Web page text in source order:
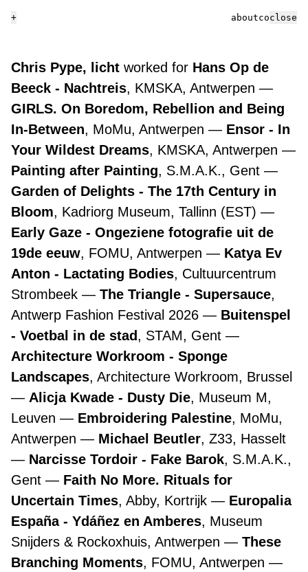
+ aboutcontact
Chris Pype, licht worked for Hans Op de
Beeck - Nachtreis, KMSKA, Antwerpen
GIRLS. On Boredom, Rebellion and Being
In-Between, MoMu, Antwerpen
Ensor - In
Your Wildest Dreams, KMSKA, Antwerpen
Painting after Painting, S.M.A.K., Gent
Garden of Delights - The 17th Century in
Bloom, Kadriorg Museum, Tallinn (EST)
Early Gaze - Ongeziene fotografie uit de
19de eeuw, FOMU, Antwerpen
Katya Ev
Anton - Lactating Bodies, Cultuurcentrum
Strombeek
The Triangle - Supersauce,
Antwerp Fashion Festival 2026
Buitenspel
- Voetbal in de stad, STAM, Gent
Architecture Workroom - Sponge
Landscapes, Architecture Workroom, Brussel
Alicja Kwade - Dusty Die, Museum M,
Leuven
Embroidering Palestine, MoMu,
Antwerpen
Michael Beutler, Z33, Hasselt
Narcisse Tordoir - Fake Barok, S.M.A.K.,
Gent
Faith No More. Rituals for
Uncertain Times, Abby, Kortrijk
Europalia
España - Ydáñez en Amberes, Museum
Snijders & Rockoxhuis, Antwerpen
These
Branching Moments, FOMU, Antwerpen
close